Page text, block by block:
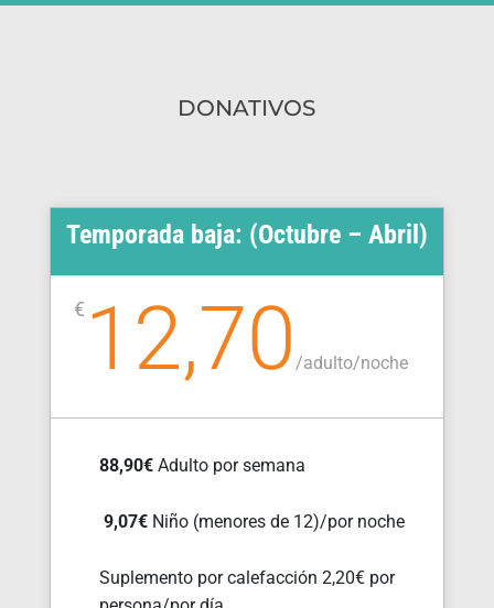
DONATIVOS
Temporada baja: (Octubre – Abril)
€ 12,70/adulto/noche
88,90€ Adulto por semana
9,07€Niño (menores de 12)/por noche
Suplemento por calefacción 2,20€ por